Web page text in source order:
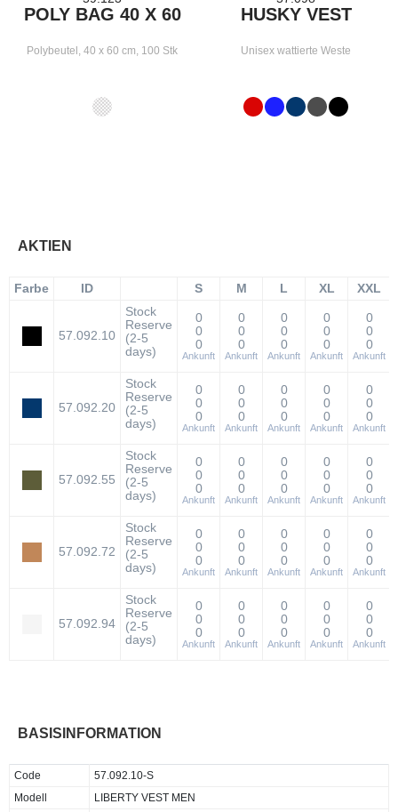
POLY BAG 40 X 60
Polybeutel, 40 x 60 cm, 100 Stk
HUSKY VEST
Unisex wattierte Weste
AKTIEN
Farbe ID S M L XL XXL
57.092.10
Stock
Reserve
(2-5
days)
0
0
0
Ankunft
0
0
0
Ankunft
0
0
0
Ankunft
0
0
0
Ankunft
0
0
0
Ankunft
57.092.20
Stock
Reserve
(2-5
days)
0
0
0
Ankunft
0
0
0
Ankunft
0
0
0
Ankunft
0
0
0
Ankunft
0
0
0
Ankunft
57.092.55
Stock
Reserve
(2-5
days)
0
0
0
Ankunft
0
0
0
Ankunft
0
0
0
Ankunft
0
0
0
Ankunft
0
0
0
Ankunft
57.092.72
Stock
Reserve
(2-5
days)
0
0
0
Ankunft
0
0
0
Ankunft
0
0
0
Ankunft
0
0
0
Ankunft
0
0
0
Ankunft
57.092.94
Stock
Reserve
(2-5
days)
0
0
0
Ankunft
0
0
0
Ankunft
0
0
0
Ankunft
0
0
0
Ankunft
0
0
0
Ankunft
BASISINFORMATION
Code
57.092.10-S
Modell
LIBERTY VEST MEN